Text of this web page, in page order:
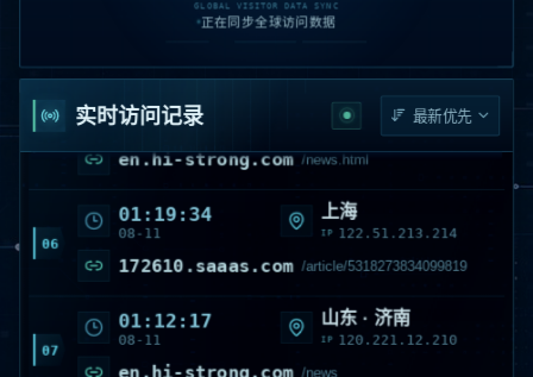
GLOBAL VISITOR DATA SYNC
正在同步全球访问数据
实时访问记录
IP
05
08-11
01:38:03 山西 · 阳泉
116.179.33.201
en.hi-strong.com /news.html
06
08-11
01:19:34 上海
122.51.213.214
172610.saaas.com /article/5318273834099819
08-11
01:12:17 山东 · 济南
120.221.12.210
en.hi-strong.com /news